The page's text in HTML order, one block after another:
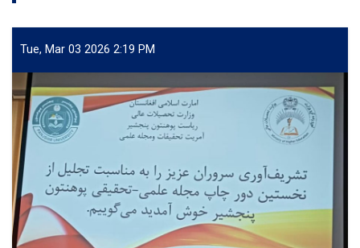
Tue, Mar 03 2026 2:19 PM